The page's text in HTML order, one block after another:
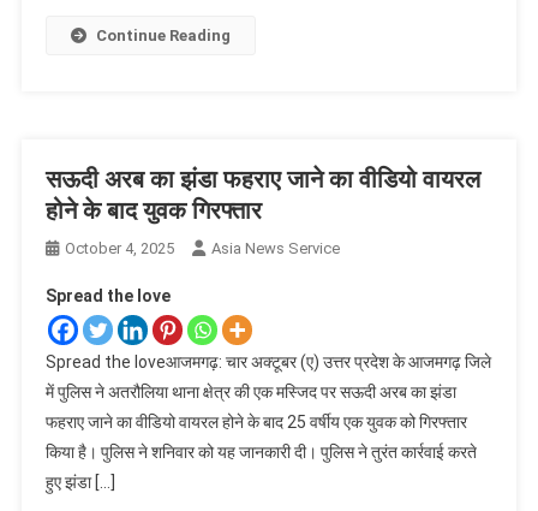
Continue Reading
सऊदी अरब का झंडा फहराए जाने का वीडियो वायरल
होने के बाद युवक गिरफ्तार
October 4, 2025 Asia News Service
Spread the love
Spread the loveआजमगढ़: चार अक्टूबर (ए) उत्तर प्रदेश के आजमगढ़ जिले
में पुलिस ने अतरौलिया थाना क्षेत्र की एक मस्जिद पर सऊदी अरब का झंडा
फहराए जाने का वीडियो वायरल होने के बाद 25 वर्षीय एक युवक को गिरफ्तार
किया है। पुलिस ने शनिवार को यह जानकारी दी। पुलिस ने तुरंत कार्रवाई करते
हुए झंडा […]